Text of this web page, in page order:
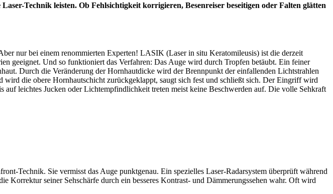
Technik leisten. Ob Fehlsichtigkeit korrigieren, Besenreiser beseitigen oder Falten glätten
nur bei einem renommierten Experten! LASIK (Laser in situ Keratomileusis) ist die derzeit
geeignet. Und so funktioniert das Verfahren: Das Auge wird durch Tropfen betäubt. Ein feiner
Durch die Veränderung der Hornhautdicke wird der Brennpunkt der einfallenden Lichtstrahlen
die obere Hornhautschicht zurückgeklappt, saugt sich fest und schließt sich. Der Eingriff wird
leichtes Jucken oder Lichtempfindlichkeit treten meist keine Beschwerden auf. Die volle Sehkraft
Technik. Sie vermisst das Auge punktgenau. Ein spezielles Laser-Radarsystem überprüft während
Korrektur seiner Sehschärfe durch ein besseres Kontrast- und Dämmerungssehen wahr. Oft wird